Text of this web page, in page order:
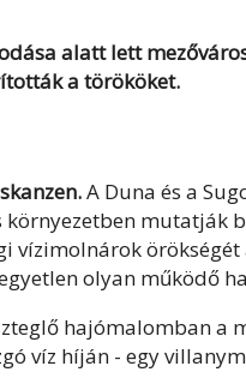
alatt lett
a törököket.
A Duna és a
mutatják
vízimolnárok
olyan működő
hajómalomban
víz híján - egy